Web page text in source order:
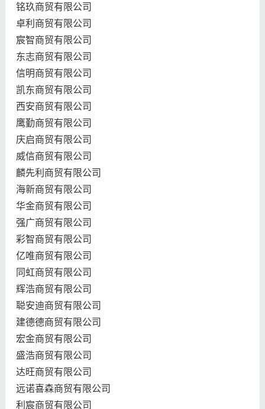
铭玖商贸有限公司
卓利商贸有限公司
宸智商贸有限公司
东志商贸有限公司
信明商贸有限公司
凯东商贸有限公司
西安商贸有限公司
鹰勤商贸有限公司
庆启商贸有限公司
威信商贸有限公司
麟先利商贸有限公司
海新商贸有限公司
华金商贸有限公司
强广商贸有限公司
彩智商贸有限公司
亿唯商贸有限公司
同虹商贸有限公司
辉浩商贸有限公司
聪安迪商贸有限公司
建德德商贸有限公司
宏金商贸有限公司
盛浩商贸有限公司
达旺商贸有限公司
远诺喜森商贸有限公司
利宸商贸有限公司